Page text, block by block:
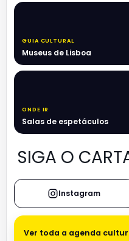
GUIA CULTURAL
Museus de Lisboa
ONDE IR
Salas de espetáculos
SIGA O
Instagram
Ver toda a agenda